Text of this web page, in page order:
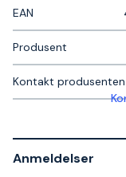
EAN
Produsent
Kontakt produsenten
Anmeldelser